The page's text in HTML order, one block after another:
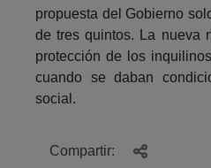
propuesta del Gobierno
de tres quintos. La nueva
protección de los
cuando se daban
social.
Compartir: